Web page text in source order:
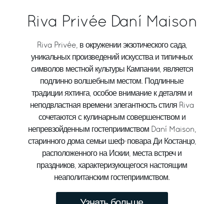
Riva Privée Daní Maison
Riva Privée, в окружении экзотического сада,
уникальных произведений искусства и типичных
символов местной культуры Кампании, является
подлинно волшебным местом. Подлинные
традиции яхтинга, особое внимание к деталям и
неподвластная времени элегантность стиля Riva
сочетаются с кулинарным совершенством и
непревзойденным гостеприимством Daní Maison,
старинного дома семьи шеф-повара Ди Костанцо,
расположенного на Искии, места встреч и
праздников, характеризующегося настоящим
неаполитанским гостеприимством.